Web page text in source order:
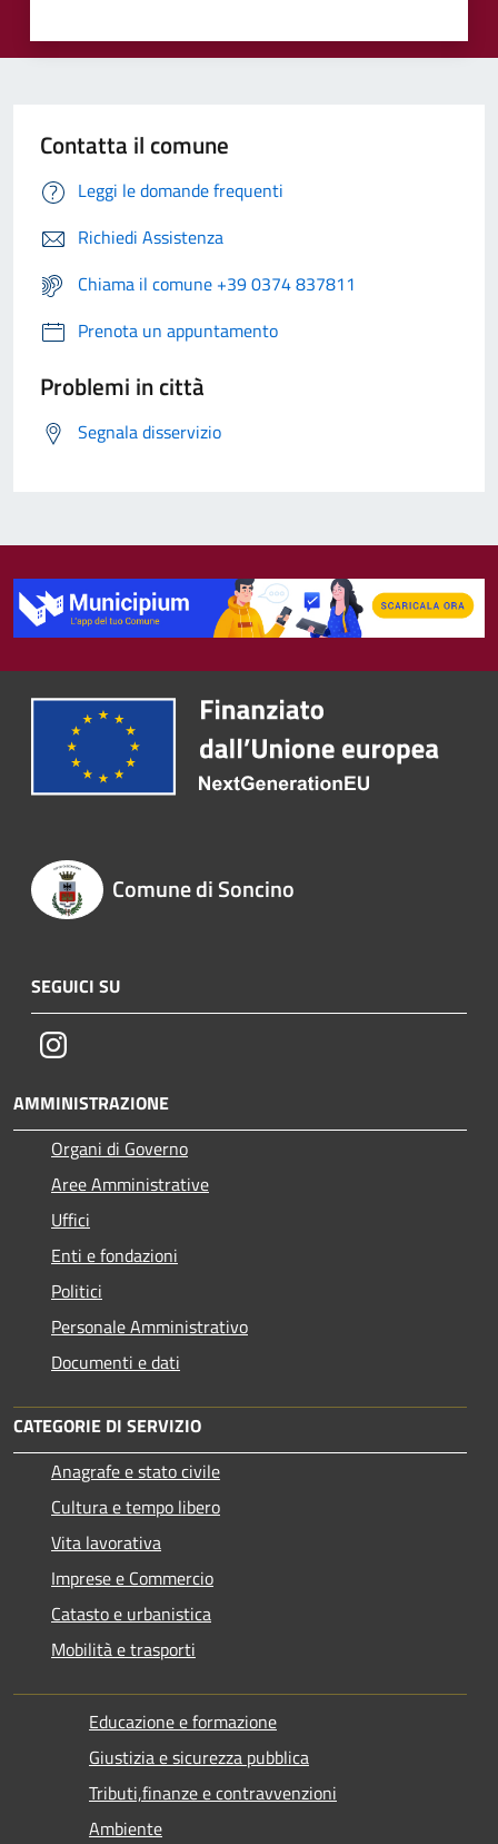
Contatta il comune
Leggi le domande frequenti
Richiedi Assistenza
Chiama il comune +39 0374 837811
Prenota un appuntamento
Problemi in città
Segnala disservizio
Comune di Soncino
SEGUICI SU
Instagram
AMMINISTRAZIONE
Organi di Governo
Aree Amministrative
Uffici
Enti e fondazioni
Politici
Personale Amministrativo
Documenti e dati
CATEGORIE DI SERVIZIO
Anagrafe e stato civile
Cultura e tempo libero
Vita lavorativa
Imprese e Commercio
Catasto e urbanistica
Mobilità e trasporti
Educazione e formazione
Giustizia e sicurezza pubblica
Tributi,finanze e contravvenzioni
Ambiente